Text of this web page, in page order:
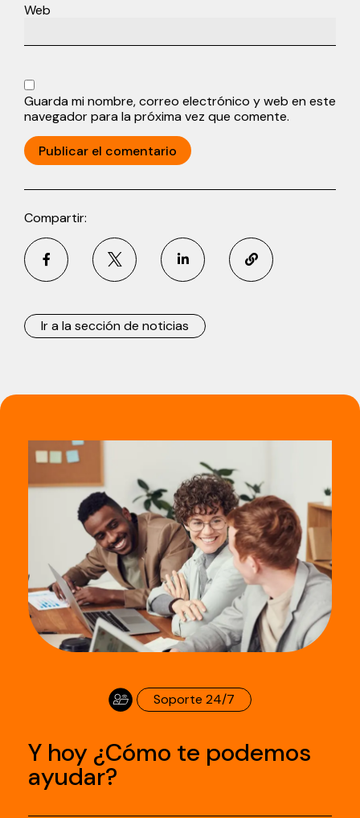
Web
Guarda mi nombre, correo electrónico y web en este
navegador para la próxima vez que comente.
Compartir:
Ir a la sección de noticias
Soporte 24/7
Y hoy ¿Cómo te podemos
ayudar?